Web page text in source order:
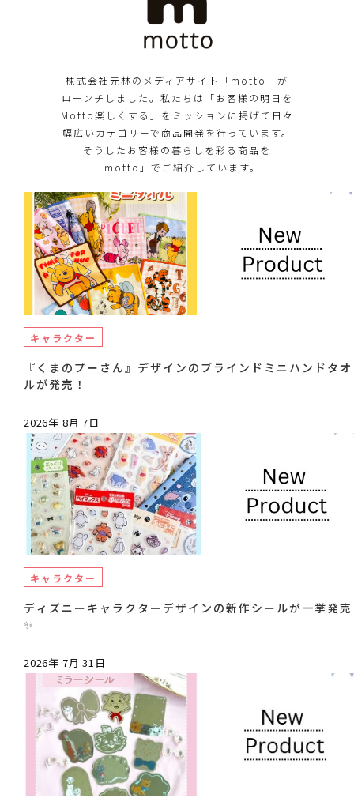
株式会社元林のメディアサイト「motto」が
ローンチしました。私たちは「お客様の明日を
Motto楽しくする」をミッションに掲げて日々
幅広いカテゴリーで商品開発を行っています。
そうしたお客様の暮らしを彩る商品を
「motto」でご紹介しています。
キャラクター
『くまのプーさん』デザインのブラインドミニハンドタオ
ルが発売！
2026年 8月 7日
キャラクター
ディズニーキャラクターデザインの新作シールが一挙発売
✨
2026年 7月 31日